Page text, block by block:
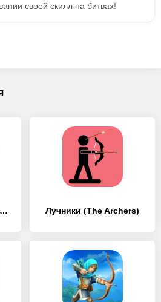
своей скилл на битвах!
Merge Archers: лучники мердж Лучники (The Archers)